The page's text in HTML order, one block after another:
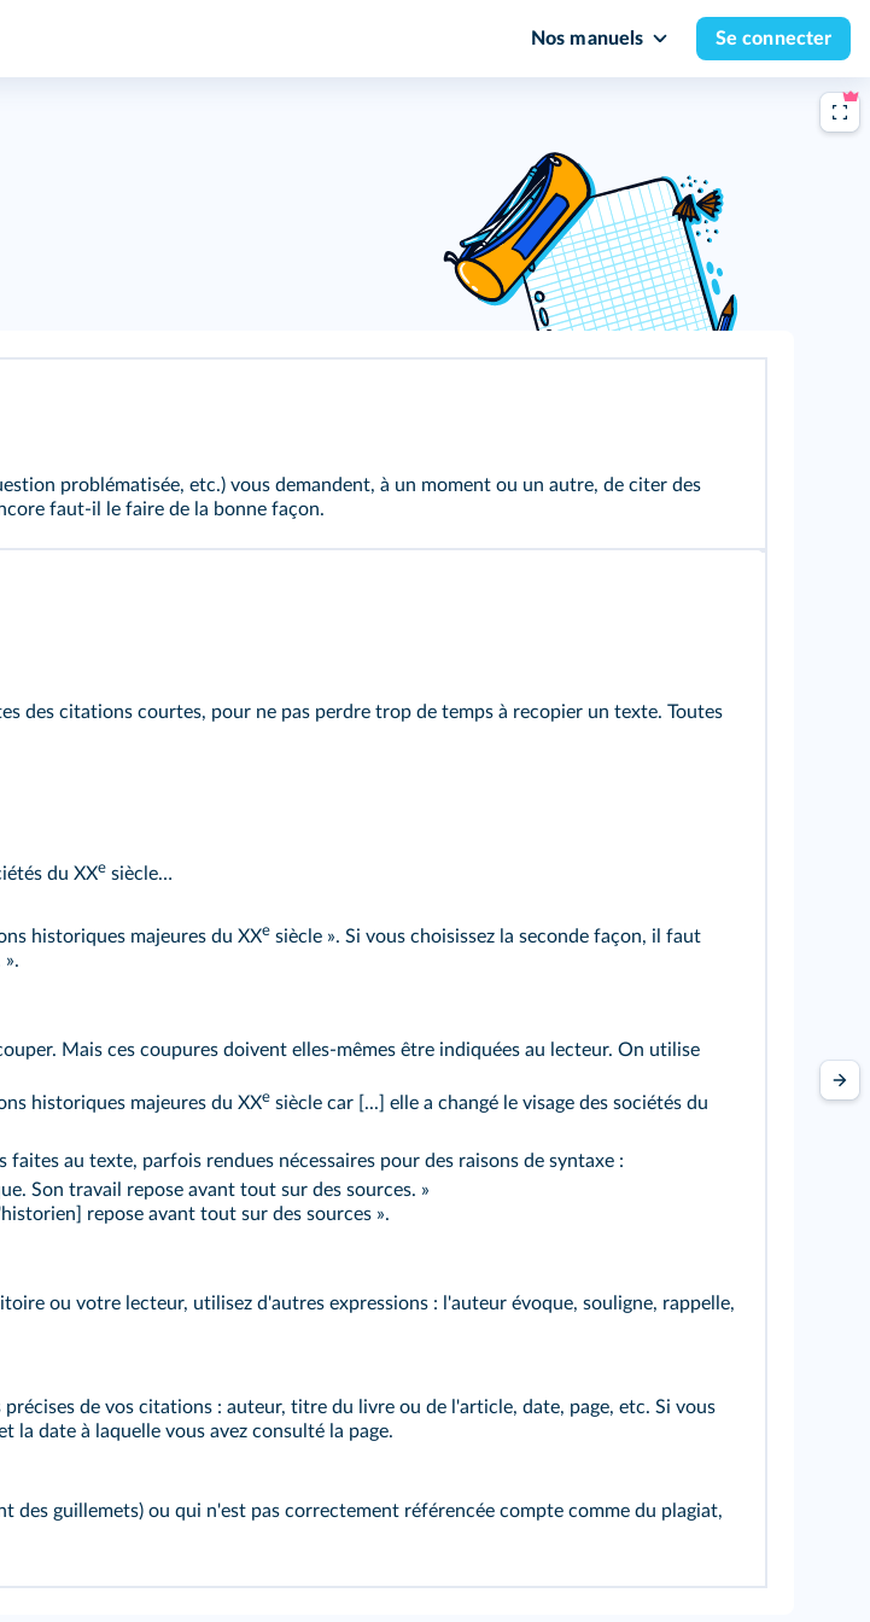
Nos manuels Se connecter
problématisée, etc.) vous demandent, à un moment ou un autre, de citer des
faut‑il le faire de la bonne façon.
des citations courtes, pour ne pas perdre trop de temps à recopier un texte. Toutes
du XXe siècle…
historiques majeures du XXe siècle ». Si vous choisissez la seconde façon, il faut
Mais ces coupures doivent elles-mêmes être indiquées au lecteur. On utilise
historiques majeures du XXe siècle car [...] elle a changé le visage des sociétés du
au texte, parfois rendues nécessaires pour des raisons de syntaxe :
Son travail repose avant tout sur des sources. »
repose avant tout sur des sources ».
ou votre lecteur, utilisez d'autres expressions : l'auteur évoque, souligne, rappelle,
de vos citations : auteur, titre du livre ou de l'article, date, page, etc. Si vous
la date à laquelle vous avez consulté la page.
des guillemets) ou qui n'est pas correctement référencée compte comme du plagiat,